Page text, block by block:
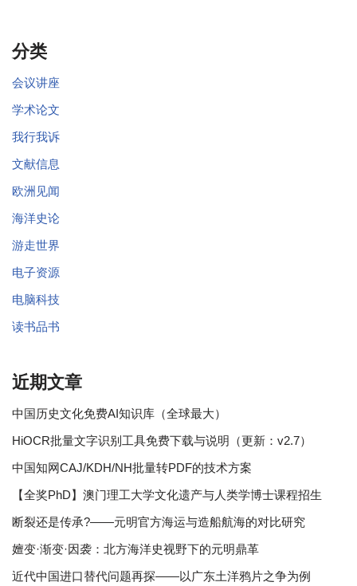
分类
会议讲座
学术论文
我行我诉
文献信息
欧洲见闻
海洋史论
游走世界
电子资源
电脑科技
读书品书
近期文章
中国历史文化免费AI知识库（全球最大）
HiOCR批量文字识别工具免费下载与说明（更新：v2.7）
中国知网CAJ/KDH/NH批量转PDF的技术方案
【全奖PhD】澳门理工大学文化遗产与人类学博士课程招生
断裂还是传承?——元明官方海运与造船航海的对比研究
嬗变·渐变·因袭：北方海洋史视野下的元明鼎革
近代中国进口替代问题再探——以广东土洋鸦片之争为例